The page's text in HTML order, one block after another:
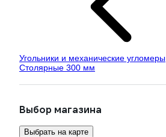
Угольники и механические угломеры
Столярные 300 мм
Выбор магазина
Выбрать на карте